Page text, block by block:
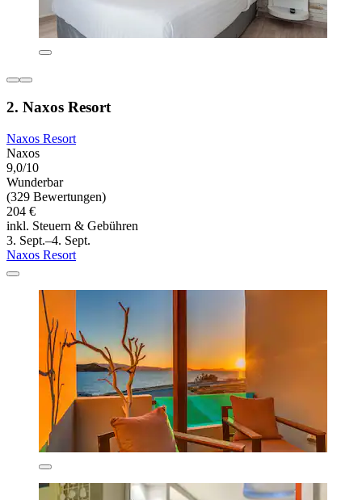
2. Naxos Resort
Naxos Resort
Naxos
9,0/10
Wunderbar
(329 Bewertungen)
204 €
inkl. Steuern & Gebühren
3. Sept.–4. Sept.
Naxos Resort